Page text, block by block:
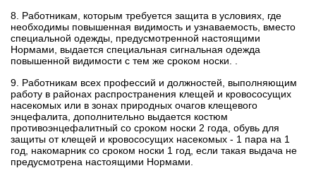
8. Работникам, которым требуется защита в условиях, где
необходимы повышенная видимость и узнаваемость, вместо
специальной одежды, предусмотренной настоящими
Нормами, выдается специальная сигнальная одежда
повышенной видимости с тем же сроком носки. .
9. Работникам всех профессий и должностей, выполняющим
работу в районах распространения клещей и кровососущих
насекомых или в зонах природных очагов клещевого
энцефалита, дополнительно выдается костюм
противоэнцефалитный со сроком носки 2 года, обувь для
защиты от клещей и кровососущих насекомых - 1 пара на 1
год, накомарник со сроком носки 1 год, если такая выдача не
предусмотрена настоящими Нормами.